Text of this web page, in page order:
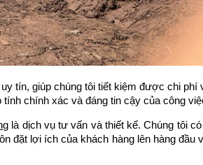
tín, giúp chúng tôi tiết kiệm được chi
chính xác và đáng tin cậy của công
là dịch vụ tư vấn và thiết kế. Chúng tôi
đặt lợi ích của khách hàng lên hàng